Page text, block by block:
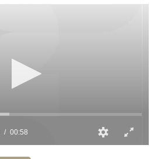
00:58